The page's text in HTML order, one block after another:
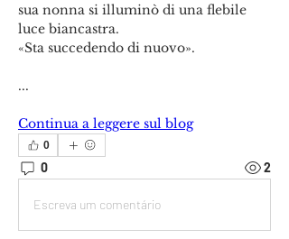
sua nonna si illuminò di una flebile
luce biancastra.
«Sta succedendo di nuovo».
...
Continua a leggere sul blog
0
0 2
Escreva um comentário